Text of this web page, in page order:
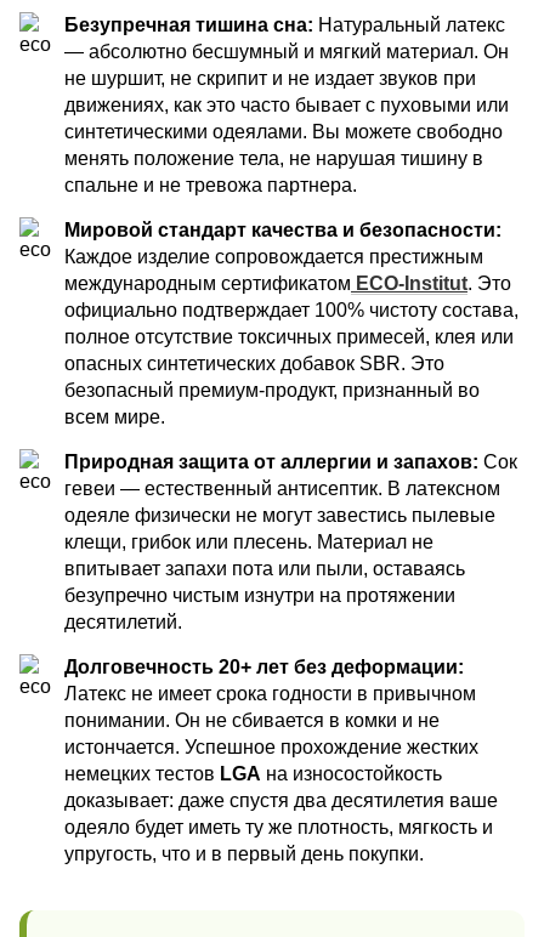
Безупречная тишина сна: Натуральный латекс
— абсолютно бесшумный и мягкий материал. Он
не шуршит, не скрипит и не издает звуков при
движениях, как это часто бывает с пуховыми или
синтетическими одеялами. Вы можете свободно
менять положение тела, не нарушая тишину в
спальне и не тревожа партнера.
Мировой стандарт качества и безопасности:
Каждое изделие сопровождается престижным
международным сертификатом ECO-Institut. Это
официально подтверждает 100% чистоту состава,
полное отсутствие токсичных примесей, клея или
опасных синтетических добавок SBR. Это
безопасный премиум-продукт, признанный во
всем мире.
Природная защита от аллергии и запахов: Сок
гевеи — естественный антисептик. В латексном
одеяле физически не могут завестись пылевые
клещи, грибок или плесень. Материал не
впитывает запахи пота или пыли, оставаясь
безупречно чистым изнутри на протяжении
десятилетий.
Долговечность 20+ лет без деформации:
Латекс не имеет срока годности в привычном
понимании. Он не сбивается в комки и не
истончается. Успешное прохождение жестких
немецких тестов LGA на износостойкость
доказывает: даже спустя два десятилетия ваше
одеяло будет иметь ту же плотность, мягкость и
упругость, что и в первый день покупки.